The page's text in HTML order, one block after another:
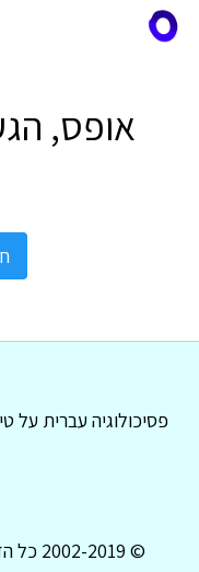
אופס,
פסיכולוגיה עברית על
© 2002-2019 כל הזכויות שמורות לפסיכולוגיה עברית